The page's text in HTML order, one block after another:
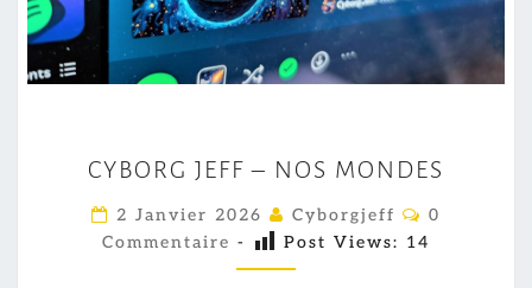
Y
B
O
R
CYBORG JEFF – NOS MONDES
2 Janvier 2026 Cyborgjeff
C
M
0
Commentaire - Post Views: 14